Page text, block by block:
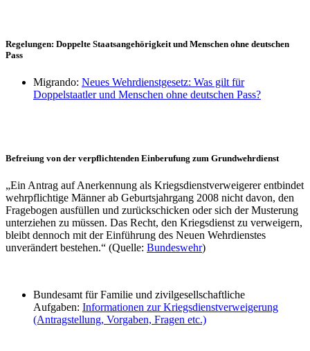
Regelungen: Doppelte Staatsangehörigkeit und Menschen ohne deutschen
Pass
Migrando: Neues Wehrdienstgesetz: Was gilt für
Doppelstaatler und Menschen ohne deutschen Pass?
Befreiung von der verpflichtenden Einberufung zum Grundwehrdienst
„Ein Antrag auf Anerkennung als Kriegsdienstverweigerer entbindet
wehrpflichtige Männer ab Geburtsjahrgang 2008 nicht davon, den
Fragebogen ausfüllen und zurückschicken oder sich der Musterung
unterziehen zu müssen. Das Recht, den Kriegsdienst zu verweigern,
bleibt dennoch mit der Einführung des Neuen Wehrdienstes
unverändert bestehen.“ (Quelle: Bundeswehr)
Bundesamt für Familie und zivilgesellschaftliche
Aufgaben: Informationen zur Kriegsdienstverweigerung
(Antragstellung, Vorgaben, Fragen etc.)